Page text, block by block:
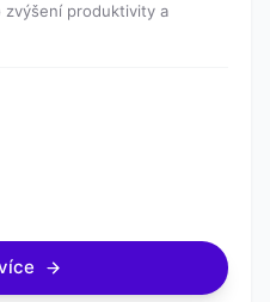
zvýšení produktivity a